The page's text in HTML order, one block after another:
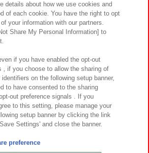
サステナビリティ サイトポリシー
ー ウェブアクセシビリティ方針と検証結果
まとともに
ト対応方針 よくあるご質問・お問い合わせ
©Bandai Namco Amusement Inc.
Namco Amusement Lab Inc.
details about how we use cookies and
of each cookie. You have the right to opt
your information with our partners.
Share My Personal Information] to
if you have enabled the opt-out
, if you choose to allow the sharing of
on the following setup banner,
to have consented to the sharing
out preference signals . If you
to this setting, please manage your
setup banner by clicking the link
Settings' and close the banner.
preference